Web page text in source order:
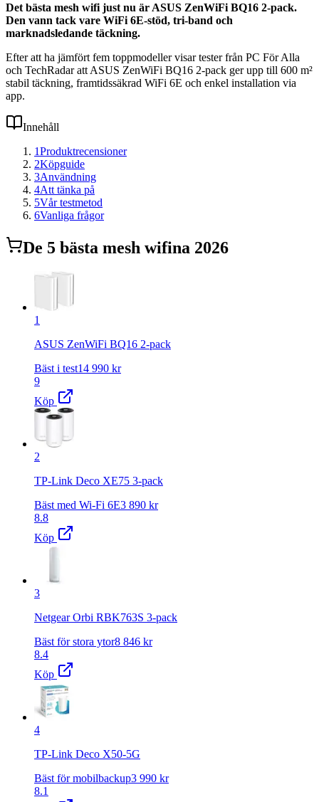
Det bästa mesh wifi just nu är ASUS ZenWiFi BQ16 2-pack.
Den vann tack vare WiFi 6E-stöd, tri-band och
marknadsledande täckning.
Efter att ha jämfört fem toppmodeller visar tester från PC För Alla
och TechRadar att ASUS ZenWiFi BQ16 2-pack ger upp till 600 m²
stabil täckning, framtidssäkrad WiFi 6E och enkel installation via
app.
Innehåll
1Produktrecensioner
2Köpguide
3Användning
4Att tänka på
5Vår testmetod
6Vanliga frågor
De 5 bästa mesh wifina 2026
1
ASUS ZenWiFi BQ16 2-pack
Bäst i test14 990 kr
9
Köp
2
TP-Link Deco XE75 3-pack
Bäst med Wi-Fi 6E3 890 kr
8.8
Köp
3
Netgear Orbi RBK763S 3-pack
Bäst för stora ytor8 846 kr
8.4
Köp
4
TP-Link Deco X50-5G
Bäst för mobilbackup3 990 kr
8.1